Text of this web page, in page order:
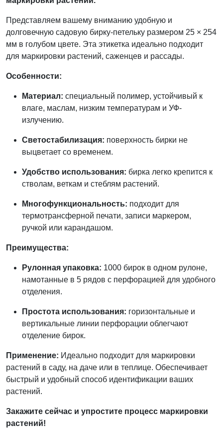
Представляем вашему вниманию удобную и
долговечную садовую бирку-петельку размером 25 × 254
мм в голубом цвете. Эта этикетка идеально подходит
для маркировки растений, саженцев и рассады.
Особенности:
Материал: специальный полимер, устойчивый к
влаге, маслам, низким температурам и УФ-
излучению.
Светостабилизация: поверхность бирки не
выцветает со временем.
Удобство использования: бирка легко крепится к
стволам, веткам и стеблям растений.
Многофункциональность: подходит для
термотрансферной печати, записи маркером,
ручкой или карандашом.
Преимущества:
Рулонная упаковка: 1000 бирок в одном рулоне,
намотанные в 5 рядов с перфорацией для удобного
отделения.
Простота использования: горизонтальные и
вертикальные линии перфорации облегчают
отделение бирок.
Применение: Идеально подходит для маркировки
растений в саду, на даче или в теплице. Обеспечивает
быстрый и удобный способ идентификации ваших
растений.
Закажите сейчас и упростите процесс маркировки
растений!